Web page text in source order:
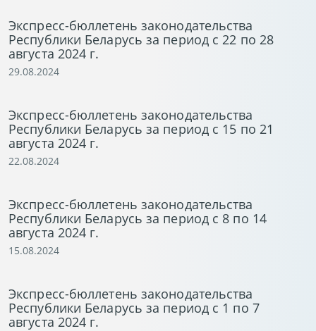
Экспресс-бюллетень законодательства
Республики Беларусь за период с 22 по 28
августа 2024 г.
29.08.2024
Экспресс-бюллетень законодательства
Республики Беларусь за период с 15 по 21
августа 2024 г.
22.08.2024
Экспресс-бюллетень законодательства
Республики Беларусь за период с 8 по 14
августа 2024 г.
15.08.2024
Экспресс-бюллетень законодательства
Республики Беларусь за период с 1 по 7
августа 2024 г.